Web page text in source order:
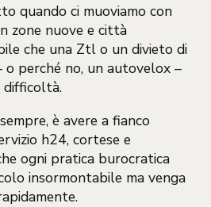
quando ci muoviamo con
zone nuove e città
che una Ztl o un divieto di
o perché no, un autovelox –
difficoltà.
è avere a fianco
h24, cortese e
ogni pratica burocratica
insormontabile ma venga